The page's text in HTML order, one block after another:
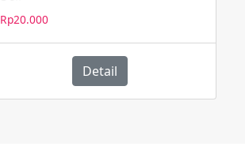
Rp20.000
Detail